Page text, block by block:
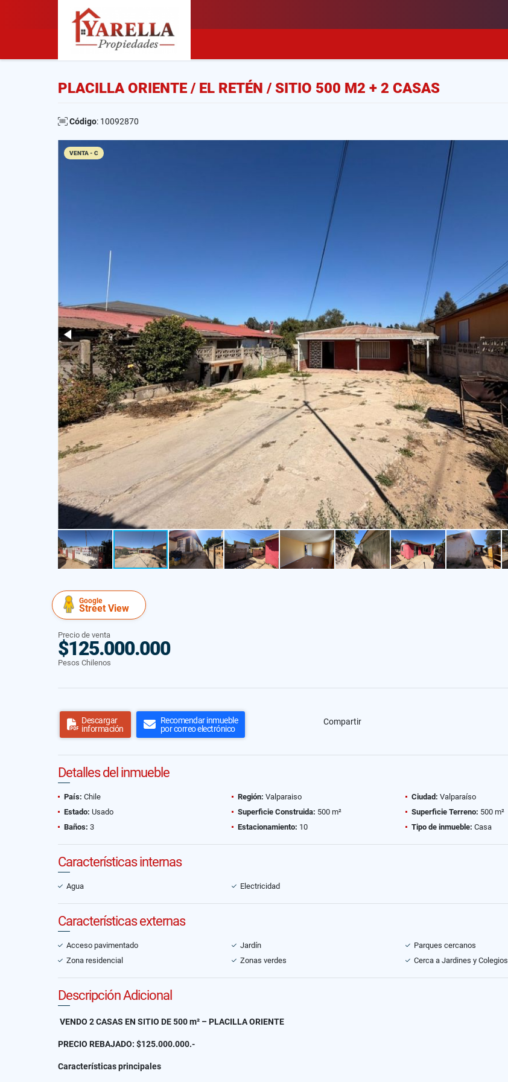
PLACILLA ORIENTE / EL RETÉN / SITIO 500 M2 + 2 CASAS
Código: 10092870
VENTA - C
Google
Street View
Precio de venta
$125.000.000
Pesos Chilenos
Descargar
información
Recomendar inmueble
por correo electrónico
Compartir
Detalles del inmueble
País: Chile Región: Valparaiso Ciudad: Valparaíso
Estado: Usado Superficie Construida: 500 m² Superficie Terreno: 500 m²
Baños: 3 Estacionamiento: 10 Tipo de inmueble: Casa
Características internas
Agua Electricidad
Características externas
Acceso pavimentado Jardín Parques cercanos
Zona residencial
Zonas verdes Cerca a Jardines y Colegios
Descripción Adicional
VENDO 2 CASAS EN SITIO DE 500 m² – PLACILLA ORIENTE
PRECIO REBAJADO: $125.000.000.-
Características principales